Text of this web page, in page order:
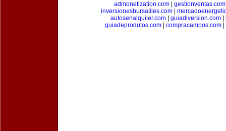
admonetization.com| gestionventas.com
inversionesbursatiles.com|
autosenalquiler.com| guiadiversion.com|
guiadeprodutos.com| compracampos.com|